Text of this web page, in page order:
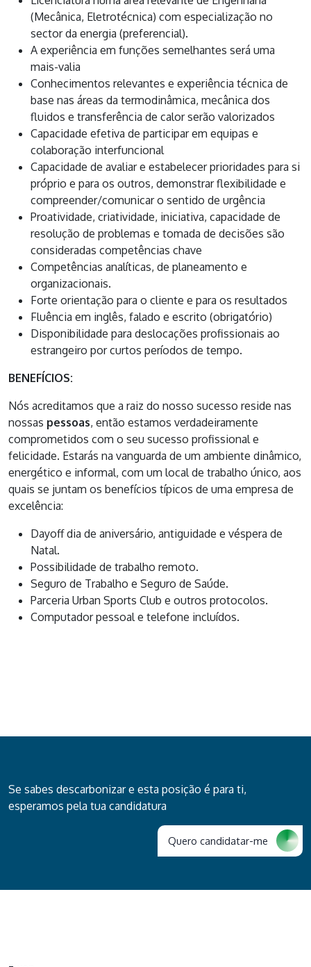
(Mecânica, Eletrotécnica) com especialização no
sector da energia (preferencial).
A experiência em funções semelhantes será uma
mais-valia
Conhecimentos relevantes e experiência técnica de
base nas áreas da termodinâmica, mecânica dos
fluidos e transferência de calor serão valorizados
Capacidade efetiva de participar em equipas e
colaboração interfuncional
Capacidade de avaliar e estabelecer prioridades para si
próprio e para os outros, demonstrar flexibilidade e
compreender/comunicar o sentido de urgência
Proatividade, criatividade, iniciativa, capacidade de
resolução de problemas e tomada de decisões são
consideradas competências chave
Competências analíticas, de planeamento e
organizacionais.
Forte orientação para o cliente e para os resultados
Fluência em inglês, falado e escrito (obrigatório)
Disponibilidade para deslocações profissionais ao
estrangeiro por curtos períodos de tempo.
BENEFÍCIOS:
Nós acreditamos que a raiz do nosso sucesso reside nas
nossas pessoas, então estamos verdadeiramente
comprometidos com o seu sucesso profissional e
felicidade. Estarás na vanguarda de um ambiente dinâmico,
energético e informal, com um local de trabalho único, aos
quais se juntam os benefícios típicos de uma empresa de
excelência:
Dayoff dia de aniversário, antiguidade e véspera de
Natal.
Possibilidade de trabalho remoto.
Seguro de Trabalho e Seguro de Saúde.
Parceria Urban Sports Club e outros protocolos.
Computador pessoal e telefone incluídos.
Se sabes descarbonizar e esta posição é para ti,
esperamos pela tua candidatura
Quero candidatar-me